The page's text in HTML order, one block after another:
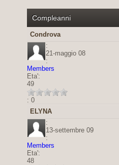
Compleanni
Condrova
:
21-maggio 08
:
Members
Eta':
49
: 0
ELYNA
:
13-settembre 09
:
Members
Eta':
48